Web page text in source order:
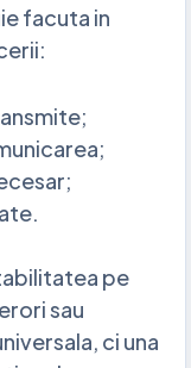
facuta in
pe
sau
ci una